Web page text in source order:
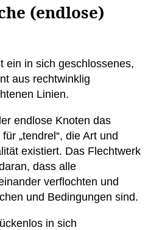
(endlose)
ein in sich geschlossenes,
aus rechtwinklig
Linien.
endlose Knoten das
„tendrel“, die Art und
existiert. Das Flechtwerk
dass alle
verflochten und
und Bedingungen sind.
in sich